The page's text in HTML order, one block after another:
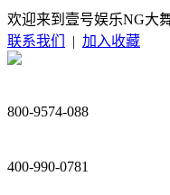
欢迎来到壹号娱乐NG大
联系我们
| 加入收藏
800-9574-088
400-990-0781